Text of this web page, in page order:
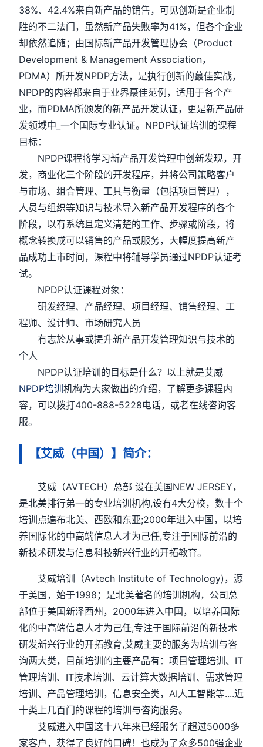
38%、42.4%来自新产品的销售，可见创新是企业制
胜的不二法门，虽然新产品失败率为41%，但各个企业
却依然追随；由国际新产品开发管理协会（Product
Development & Management Association，
PDMA）所开发NPDP方法，是执行创新的蕞佳实战，
NPDP的内容都来自于业界蕞佳范例，适用于各个产
业，而PDMA所颁发的新产品开发认证，更是新产品研
发领域中_一个国际专业认证。NPDP认证培训的课程
目标：
NPDP课程将学习新产品开发管理中创新发现，开
发，商业化三个阶段的开发程序，并将公司策略客户
与市场、组合管理、工具与衡量（包括项目管理），
人员与组织等知识与技术导入新产品开发程序的各个
阶段，以有系统且定义清楚的工作、步骤或阶段，将
概念转换成可以销售的产品或服务，大幅度提高新产
品成功上市时间，课程中将辅导学员通过NPDP认证考
试。
NPDP认证课程对象：
研发经理、产品经理、项目经理、销售经理、工
程师、设计师、市场研究人员
有志於从事或提升新产品开发管理知识与技术的
个人
NPDP认证培训的目标是什么？以上就是艾威
NPDP培训机构为大家做出的介绍，了解更多课程内
容，可以拨打400-888-5228电话，或者在线咨询客
服。
【艾威（中国）】简介：
艾威（AVTECH）总部 设在美国NEW JERSEY，
是北美排行弟一的专业培训机构,设有4大分校，数十个
培训点遍布北美、西欧和东亚;2000年进入中国，以培
养国际化的中高端信息人才为己任,专注于国际前沿的
新技术研发与信息科技新兴行业的开拓教育。
艾威培训（Avtech Institute of Technology)，源
于美国，始于1998；是北美著名的培训机构，公司总
部位于美国新泽西州，2000年进入中国，以培养国际
化的中高端信息人才为己任,专注于国际前沿的新技术
研发新兴行业的开拓教育,艾威主要的服务为培训与咨
询两大类，目前培训的主要产品有：项目管理培训、IT
管理培训、IT技术培训、云计算大数据培训、需求管理
培训、产品管理培训，信息安全类，AI人工智能等....近
十类上几百门的课程的培训与咨询服务。
艾威进入中国这十八年来已经服务了超过5000多
家客户，获得了良好的口碑！也成为了众多500强企业